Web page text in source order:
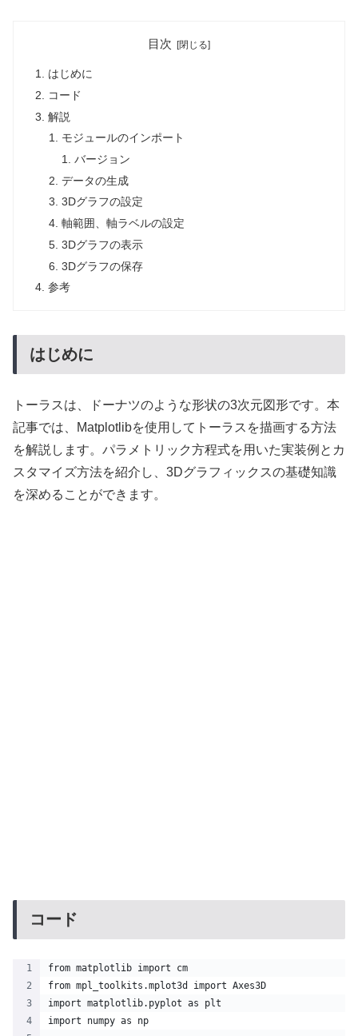
目次
はじめに
コード
解説
モジュールのインポート
バージョン
データの生成
3Dグラフの設定
軸範囲、軸ラベルの設定
3Dグラフの表示
3Dグラフの保存
参考
はじめに
トーラスは、ドーナツのような形状の3次元図形です。本
記事では、Matplotlibを使用してトーラスを描画する方法
を解説します。パラメトリック方程式を用いた実装例とカ
スタマイズ方法を紹介し、3Dグラフィックスの基礎知識
を深めることができます。
コード
from matplotlib import cm
from mpl_toolkits.mplot3d import Axes3D
import matplotlib.pyplot as plt
import numpy as np